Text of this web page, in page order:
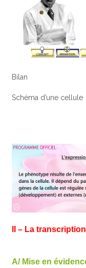
Bilan
Schéma d’une cellule
II – La transcription
A/ Mise en